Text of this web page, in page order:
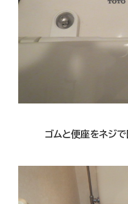
ゴムと便座をネジ